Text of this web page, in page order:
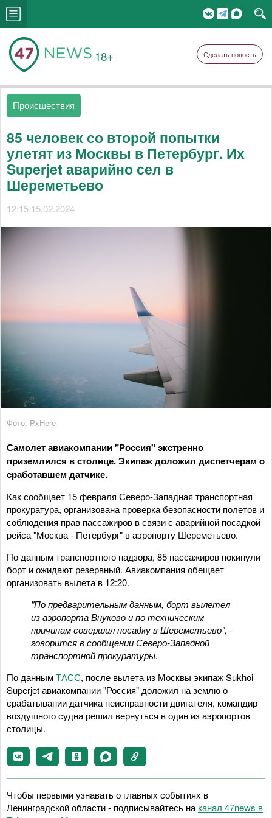
18+ Сделать новость
Происшествия
85 человек со второй попытки
улетят из Москвы в Петербург. Их
Superjet аварийно сел в
Шереметьево
12:15 15.02.2024
Фото: PxHere
Самолет авиакомпании "Россия" экстренно
приземлился в столице. Экипаж доложил диспетчерам о
сработавшем датчике.
Как сообщает 15 февраля Северо-Западная транспортная
прокуратура, организована проверка безопасности полетов и
соблюдения прав пассажиров в связи с аварийной посадкой
рейса "Москва - Петербург" в аэропорту Шереметьево.
По данным транспортного надзора, 85 пассажиров покинули
борт и ожидают резервный. Авиакомпания обещает
организовать вылета в 12:20.
"По предварительным данным, борт вылетел
из аэропорта Внуково и по техническим
причинам совершил посадку в Шереметьево", -
говорится в сообщении Северо-Западной
транспортной прокуратуры.
По даннымТАСС, после вылета из Москвы экипаж Sukhoi
Superjet авиакомпании "Россия" доложил на землю о
срабатывании датчика неисправности двигателя, командир
воздушного судна решил вернуться в один из аэропортов
столицы.
Чтобы первыми узнавать о главных событиях в
Ленинградской области - подписывайтесь на канал 47news в